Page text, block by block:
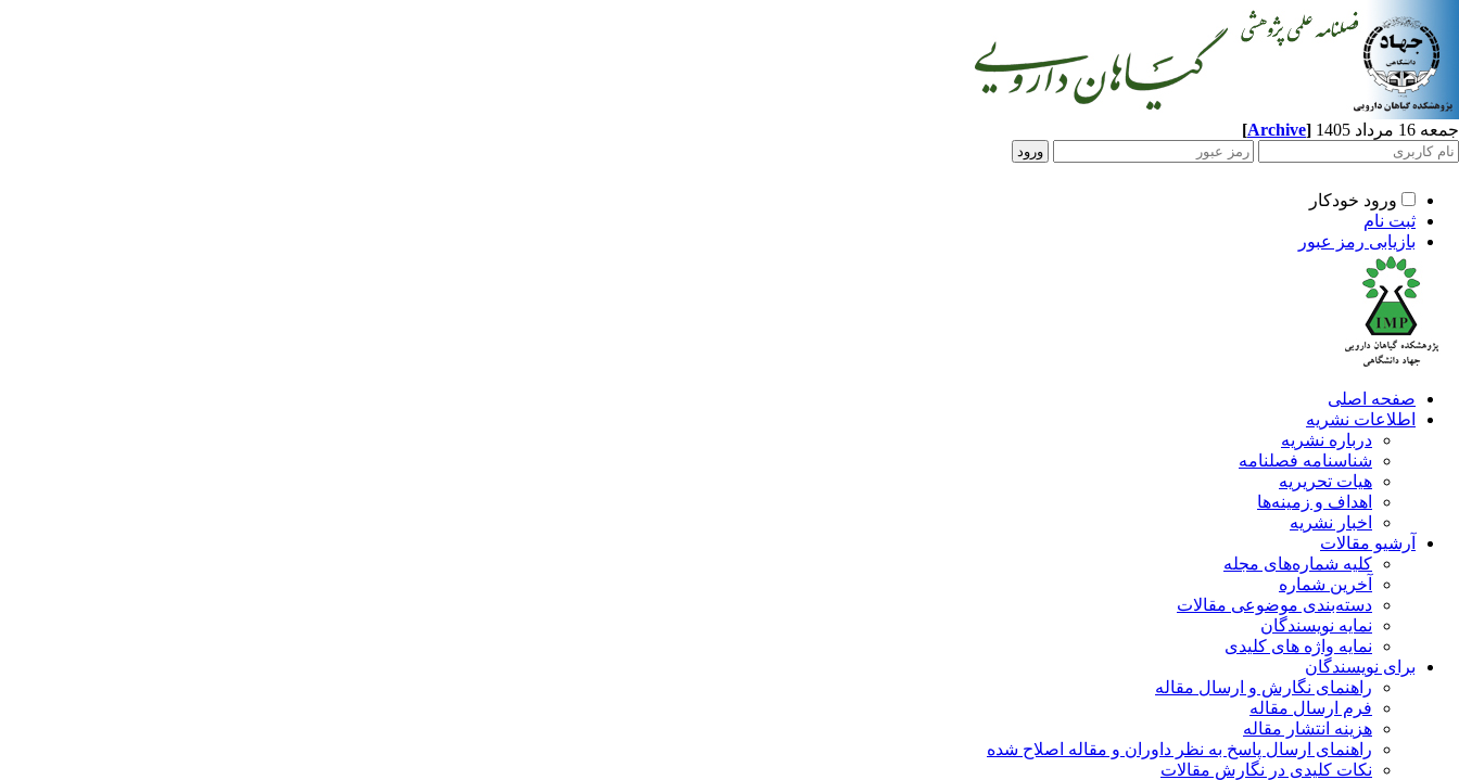
جمعه 16 مرداد 1405 [Archive]
ورود خودکار
ثبت نام
بازیابی رمز عبور
صفحه اصلی
اطلاعات نشریه
درباره نشریه
شناسنامه فصلنامه
هیات تحریریه
اهداف و زمینه‌ها
اخبار نشریه
آرشیو مقالات
کلیه شماره‌های مجله
آخرین شماره
دسته‌بندی موضوعی مقالات
نمایه نویسندگان
نمایه واژه های کلیدی
برای نویسندگان
راهنمای نگارش و ارسال مقاله
فرم ارسال مقاله
هزینه انتشار مقاله
راهنمای ارسال پاسخ به نظر داوران و مقاله اصلاح شده
نکات کلیدی در نگارش مقالات